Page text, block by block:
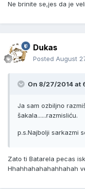
Ne brinite se,jes da je
Dukas
Posted August
On 8/27/2014 at
Ja sam ozbiljno
šakala......razmisliću.
p.s.Najbolji sarkazmi
Zato ti Batarela pecas
Hhahhahahahahhahah